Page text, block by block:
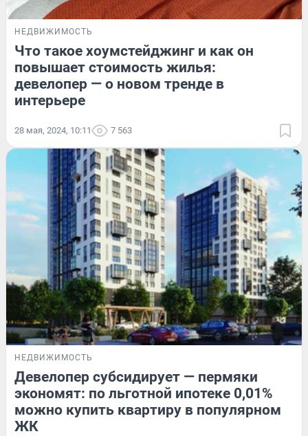
НЕДВИЖИМОСТЬ
Что такое хоумстейджинг и как он
повышает стоимость жилья:
девелопер — о новом тренде в
интерьере
28 мая, 2024, 10:11 7 563
НЕДВИЖИМОСТЬ
Девелопер субсидирует — пермяки
экономят: по льготной ипотеке 0,01%
можно купить квартиру в популярном
ЖК